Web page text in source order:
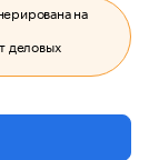
на
деловых